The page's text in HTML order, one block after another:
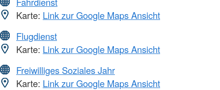
Karte: Link zur Google Maps Ansicht
Flugdienst
Karte: Link zur Google Maps Ansicht
Freiwilliges Soziales Jahr
Karte: Link zur Google Maps Ansicht